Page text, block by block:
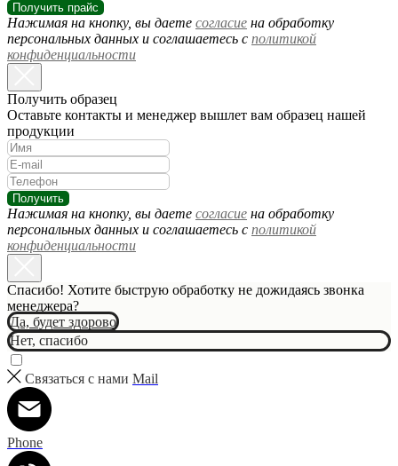
Получить прайс
Нажимая на кнопку, вы даете согласие на обработку
персональных данных и соглашаетесь c политикой
конфиденциальности
Получить образец
Оставьте контакты и менеджер вышлет вам образец нашей
продукции
Получить
Нажимая на кнопку, вы даете согласие на обработку
персональных данных и соглашаетесь c политикой
конфиденциальности
Спасибо! Хотите быструю обработку не дожидаясь звонка
менеджера?
Да, будет здорово
Нет, спасибо
Связаться с нами Mail
Phone